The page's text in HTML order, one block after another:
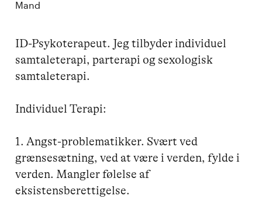
Mand
ID-Psykoterapeut. Jeg tilbyder individuel
samtaleterapi, parterapi og sexologisk
samtaleterapi.
Individuel Terapi:
1. Angst-problematikker. Svært ved
grænsesætning, ved at være i verden, fylde i
verden. Mangler følelse af
eksistensberettigelse.